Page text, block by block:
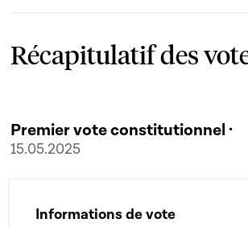
Récapitulatif des
Premier vote constitutionnel ·
15.05.2025
Informations de vote